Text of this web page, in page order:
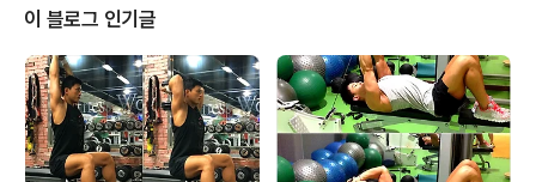
버드 독 동작 설명: 1. 양손은 어깨 아래 위치하고 양 무릎은
골반 아래 위치한다. 2. 양손으로 지면을 밀어 귀와 어깨는
멀어지도록 하고 왼손과 오른쪽 다를 들어 올린다. 3. 손과
발은 최대한 멀어지게 하고 자세를 유지한다. 4. 20초 버
티고 10초 휴식 후 반대쪽도 같은 방법으로 동작한다..
이 블로그 인기글